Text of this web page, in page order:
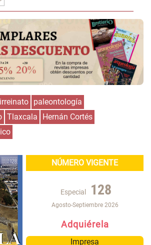
paleontología
Tlaxcala
Hernán Cortés
NÚMERO VIGENTE
Especial 128
Agosto-Septiembre 2026
Adquiérela
Impresa